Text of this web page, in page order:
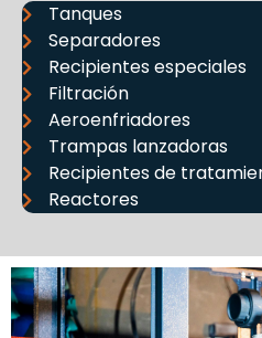
Tanques
Separadores
Recipientes especiales
Filtración
Aeroenfriadores
Trampas lanzadoras
Recipientes de
Reactores